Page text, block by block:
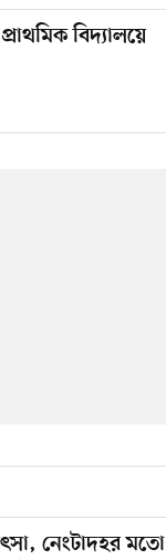
বিদ্যালয়ে
নেংটাদহর মতো